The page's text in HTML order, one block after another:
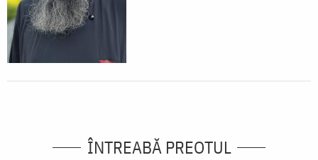
ÎNTREABĂ PREOTUL